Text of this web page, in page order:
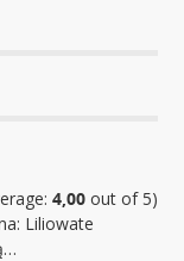
4,00out of 5)
Liliowate